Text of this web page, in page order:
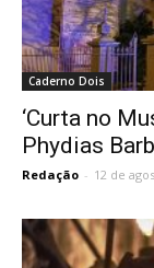
Caderno Dois
‘Curta no
Phydias
Redação - 12 de